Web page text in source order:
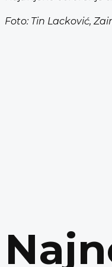
Foto: Tin Lacković,